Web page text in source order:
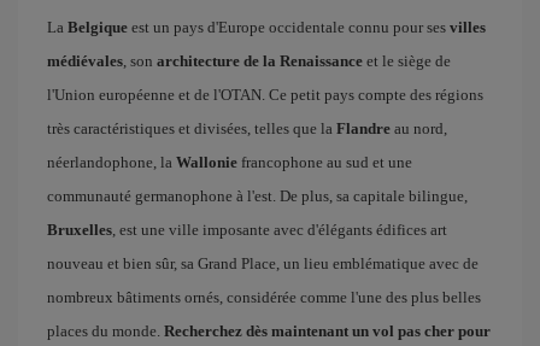
La Belgique est un pays d'Europe occidentale connu pour ses villes
médiévales , son architecture de la Renaissance et le siège de
l'Union européenne et de l'OTAN. Ce petit pays compte des régions
très caractéristiques et divisées, telles que la Flandre au nord,
néerlandophone, la Wallonie francophone au sud et une
communauté germanophone à l'est. De plus, sa capitale bilingue,
Bruxelles , est une ville imposante avec d'élégants édifices art
nouveau et bien sûr, sa Grand Place, un lieu emblématique avec de
nombreux bâtiments ornés, considérée comme l'une des plus belles
places du monde. Recherchez dès maintenant un vol pas cher pour